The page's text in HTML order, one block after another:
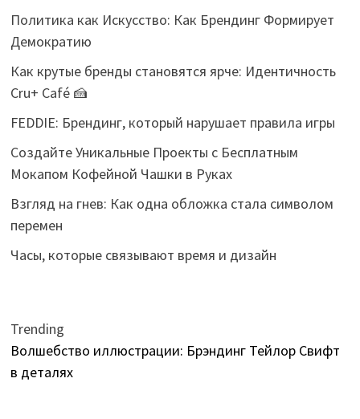
Политика как Искусство: Как Брендинг Формирует
Демократию
Как крутые бренды становятся ярче: Идентичность
Cru+ Café 🍰
FEDDIE: Брендинг, который нарушает правила игры
Создайте Уникальные Проекты с Бесплатным
Мокапом Кофейной Чашки в Руках
Взгляд на гнев: Как одна обложка стала символом
перемен
Часы, которые связывают время и дизайн
Trending
Волшебство иллюстрации: Брэндинг Тейлор Свифт
в деталях